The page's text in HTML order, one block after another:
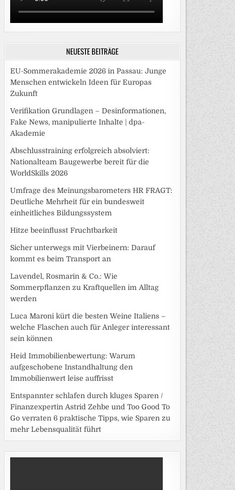
NEUESTE BEITRÄGE
EU-Sommerakademie 2026 in Passau: Junge
Menschen entwickeln Ideen für Europas
Zukunft
Verifikation Grundlagen – Desinformationen,
Fake News, manipulierte Inhalte | dpa-
Akademie
Abschlusstraining erfolgreich absolviert:
Nationalteam Baugewerbe bereit für die
WorldSkills 2026
Umfrage des Meinungsbarometers HR FRAGT:
Deutliche Mehrheit für ein bundesweit
einheitliches Bildungssystem
Hitze beeinflusst Fruchtbarkeit
Sicher unterwegs mit Vierbeinern: Darauf
kommt es beim Transport an
Lavendel, Rosmarin & Co.: Wie
Sommerpflanzen zu Kraftquellen im Alltag
werden
Luca Maroni kürt die besten Weine Italiens –
welche Flaschen auch für Anleger interessant
sein können
Heid Immobilienbewertung: Warum
aufgeschobene Instandhaltung den
Immobilienwert leise auffrisst
Entspannter schlafen durch kluges Sparen /
Finanzexpertin Astrid Zehbe und Too Good To
Go verraten 6 praktische Tipps, wie Sparen zu
mehr Lebensqualität führt